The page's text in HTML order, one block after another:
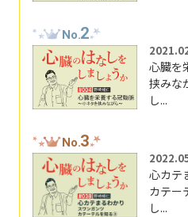
No.2
心臓を
挟みな
し...
No.3
心カテ
カテー
し...